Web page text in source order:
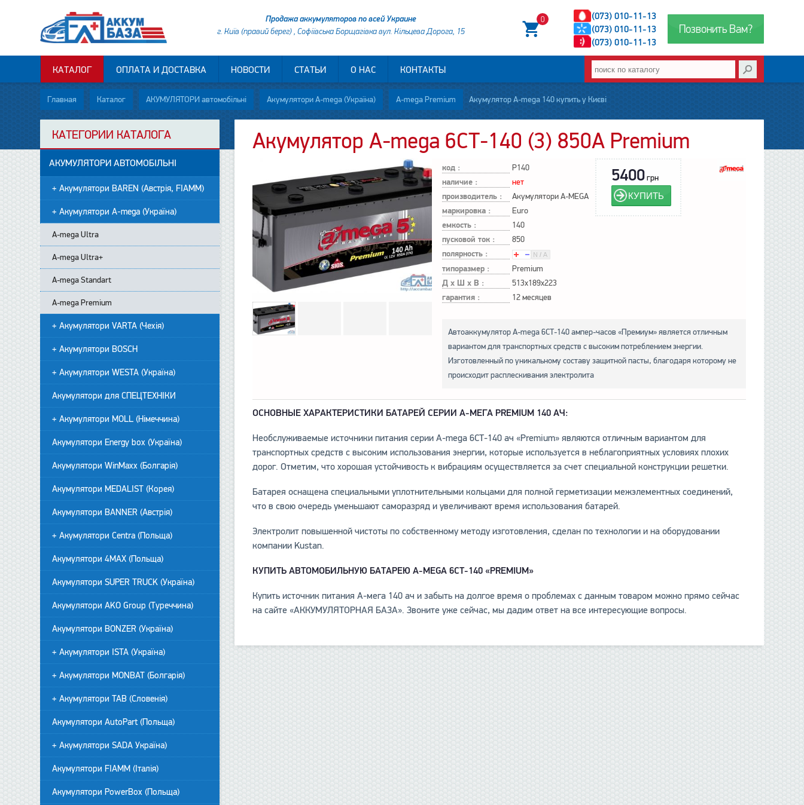
Позвонить Вам?
(073) 010-11-13
(073) 010-11-13
(073) 010-11-13
0
Продажа аккумуляторов по всей Украине
г. Київ (правий берег) , Софіївська Борщагівка вул. Кільцева Дорога, 15
КАТАЛОГ ОПЛАТА И ДОСТАВКА НОВОСТИ СТАТЬИ О НАС КОНТАКТЫ
Главная Каталог АКУМУЛЯТОРИ автомобільні Акумулятори A-mega (Україна) A-mega Premium Акумулятор A-mega 140 купить у Києві
Акумулятор A-mega 6СТ-140 (3) 850А Premium
код : P140
наличие : нет
производитель : Акумулятори A-MEGA
маркировка : Euro
емкость : 140
пусковой ток : 850
полярность :
типоразмер :
Premium
Д х Ш х В : 513x189x223
гарантия : 12 месяцев
5400грн
КУПИТЬ
Автоаккумулятор A-mega 6СТ-140 ампер-часов «Премиум» является отличным
вариантом для транспортных средств с высоким потреблением энергии.
Изготовленный по уникальному составу защитной пасты, благодаря которому не
происходит расплескивания электролита
ОСНОВНЫЕ ХАРАКТЕРИСТИКИ БАТАРЕЙ СЕРИИ A-MЕГА PREMIUM 140 АЧ:
Необслуживаемые источники питания серии A-mega 6СТ-140 ач «Premium» являются отличным вариантом для
транспортных средств с высоким использования энергии, которые используется в неблагоприятных условиях плохих
дорог. Отметим, что хорошая устойчивость к вибрациям осуществляется за счет специальной конструкции решетки.
Батарея оснащена специальными уплотнительными кольцами для полной герметизации межэлементных соединений,
что в свою очередь уменьшают саморазряд и увеличивают время использования батарей.
Электролит повышенной чистоты по собственному методу изготовления, сделан по технологии и на оборудовании
компании Kustan.
КУПИТЬ АВТОМОБИЛЬНУЮ БАТАРЕЮA-MEGA 6СТ-140 «PREMIUM»
Купить источник питания А-мега 140 ач и забыть на долгое время о проблемах с данным товаром можно прямо сейчас
на сайте «АККУМУЛЯТОРНАЯ БАЗА». Звоните уже сейчас, мы дадим ответ на все интересующие вопросы.
КАТЕГОРИИ КАТАЛОГА
АКУМУЛЯТОРИ АВТОМОБІЛЬНІ
+ Акумулятори BAREN (Австрія, FIAMM)
+ Акумулятори A-mega (Україна)
A-mega Ultra
A-mega Ultra+
А-mega Standart
A-mega Premium
+ Акумулятори VARTA (Чехія)
+ Акумулятори BOSCH
+ Акумулятори WESTA (Україна)
Акумулятори для СПЕЦТЕХНІКИ
+ Акумулятори MOLL (Німеччина)
Акумулятори Energy box (Україна)
Акумулятори WinMaxx (Болгарія)
Акумулятори MEDALIST (Корея)
Акумулятори BANNER (Австрія)
+ Акумулятори Centra (Польща)
Акумулятори 4MAX (Польща)
Акумулятори SUPER TRUCK (Україна)
Акумулятори AKO Group (Туреччина)
Акумулятори BONZER (Україна)
+ Акумулятори ISTA (Україна)
+ Акумулятори MONBAT (Болгарія)
+ Акумулятори TAB (Словенія)
Акумулятори AutoPart (Польща)
+ Акумулятори SADA Україна)
Акумулятори FIAMM (Італія)
Акумулятори PowerBox (Польща)